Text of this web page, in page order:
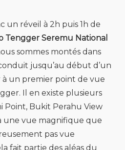
un réveil à 2h puis 1h de
Tengger Seremu National
sommes montés dans
jusqu’au début d’un
un premier point de vue
Il en existe plusieurs
Point, Bukit Perahu View
une vue magnifique que
pas vue
fait partie des aléas du